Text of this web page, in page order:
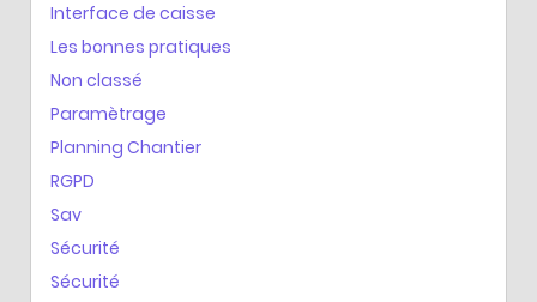
Interface de caisse
Les bonnes pratiques
Non classé
Paramètrage
Planning Chantier
RGPD
Sav
Sécurité
Sécurité